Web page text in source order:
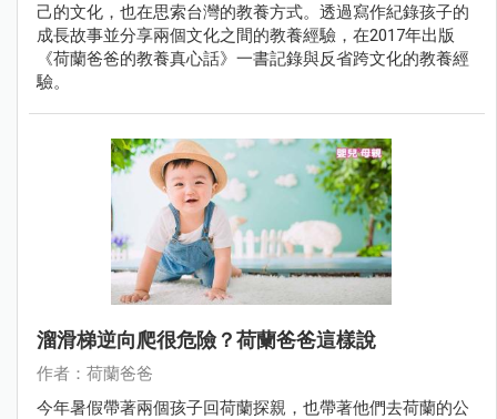
己的文化，也在思索台灣的教養方式。透過寫作紀錄孩子的
成長故事並分享兩個文化之間的教養經驗，在2017年出版
《荷蘭爸爸的教養真心話》一書記錄與反省跨文化的教養經
驗。
溜滑梯逆向爬很危險？荷蘭爸爸這樣說
作者：荷蘭爸爸
今年暑假帶著兩個孩子回荷蘭探親，也帶著他們去荷蘭的公